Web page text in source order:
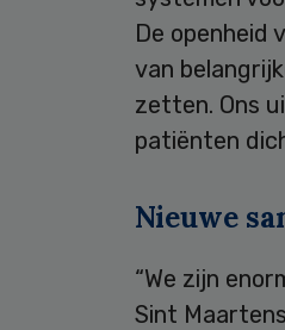
De openheid
van
zetten. Ons
patiënten
Nieuwe
“We zijn
Sint